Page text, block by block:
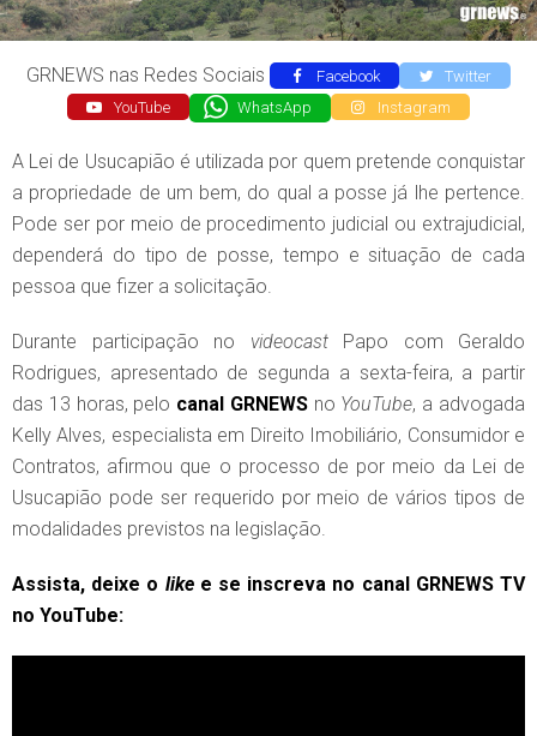
GRNEWS nas Redes Sociais Facebook
Twitter
YouTube
WhatsApp Instagram
A Lei de Usucapião é utilizada por quem pretende conquistar
a propriedade de um bem, do qual a posse já lhe pertence.
Pode ser por meio de procedimento judicial ou extrajudicial,
dependerá do tipo de posse, tempo e situação de cada
pessoa que fizer a solicitação.
Durante participação no videocastPapo com Geraldo
Rodrigues, apresentado de segunda a sexta-feira, a partir
das 13 horas, pelo canal GRNEWSno YouTube, a advogada
Kelly Alves, especialista em Direito Imobiliário, Consumidor e
Contratos, afirmou que o processo de por meio da Lei de
Usucapião pode ser requerido por meio de vários tipos de
modalidades previstos na legislação.
Assista, deixe o likee se inscreva no canal GRNEWS TV
no YouTube: